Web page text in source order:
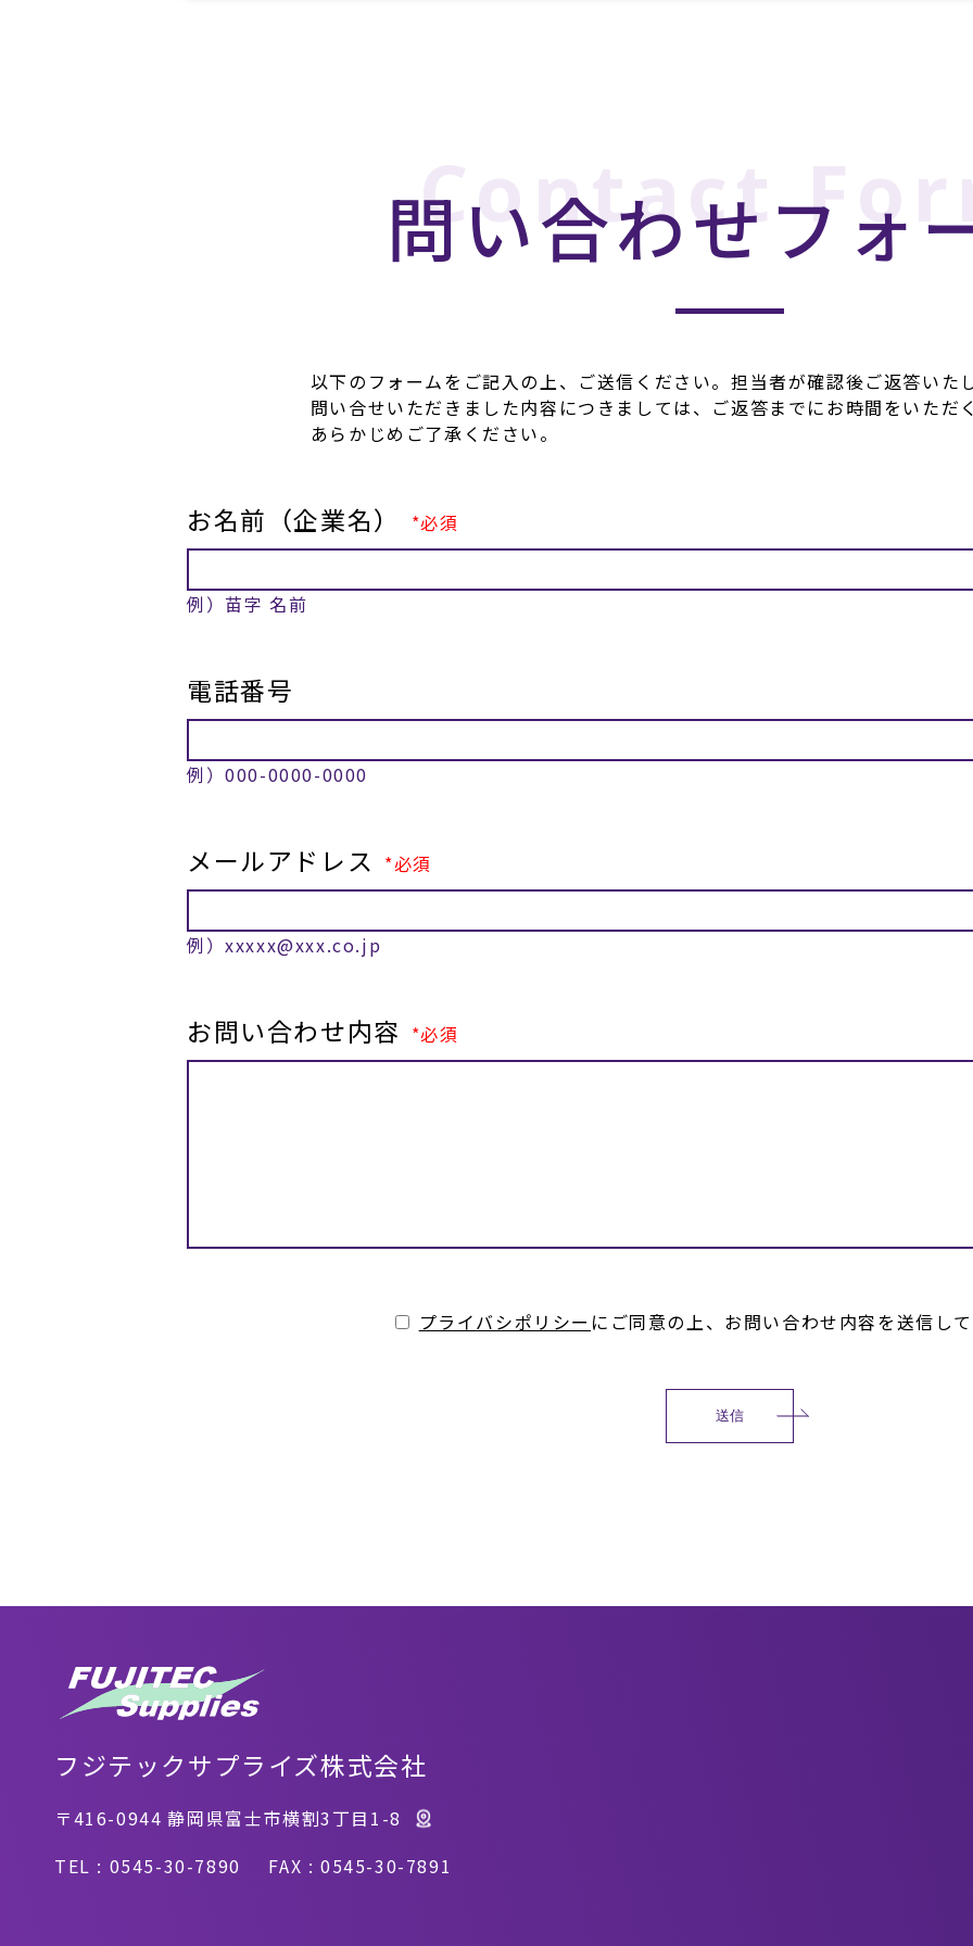
Contact
問い合わせフォ
以下のフォームをご記入の上、ご送信ください。担当者が確認後ご返答いたし
問い合せいただきました内容につきましては、ご返答までにお時間をいただ
あらかじめご了承ください。
お名前（企業名） 必須
例）苗字 名前
電話番号
例）000-0000-0000
メールアドレス 必須
例）xxxxx@xxx.co.jp
お問い合わせ内容 必須
プライバシポリシー にご同意の上、 お問い合わせ内容を送信して
フジテックサプライズ株式会社
〒416-0944 静岡県富士市横割3丁目1-8
TEL : 0545-30-7890
FAX : 0545-30-7891